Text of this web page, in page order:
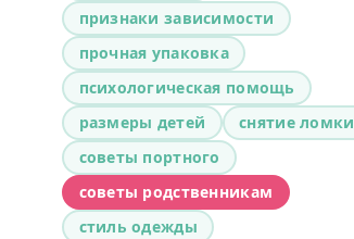
признаки зависимости
прочная упаковка
психологическая помощь
размеры детей
снятие ломки
советы портного
советы родственникам
стиль одежды